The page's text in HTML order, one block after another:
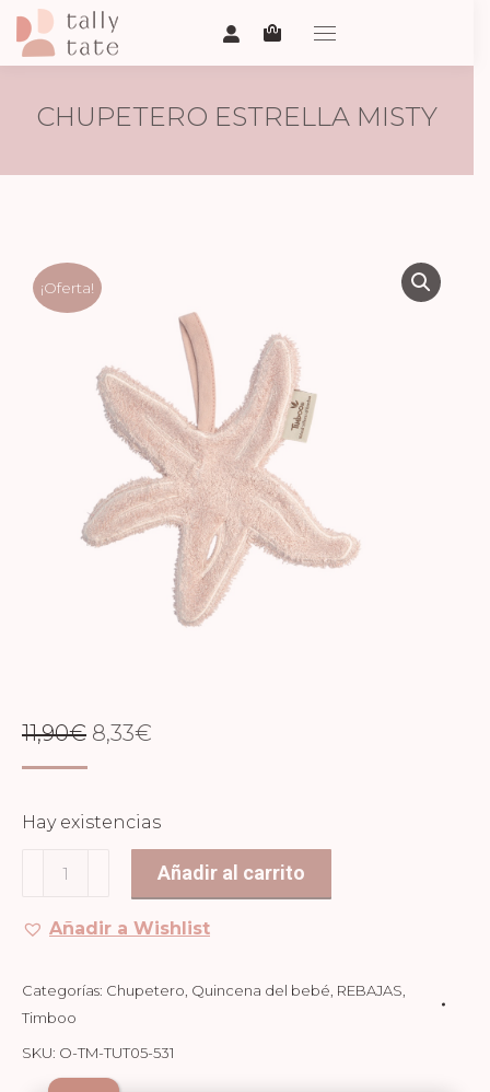
CHUPETERO ESTRELLA MISTY
¡Oferta!
11,90€ EL
ORIGINAL
ERA:
11,90€.
8,33€
ES:
8,33€.
Hay existencias
Chupetero
Misty
cantidad
Añadir al carrito
Añadir a Wishlist
Categorías: Chupetero Quincena del bebé REBAJAS
Timboo
SKU: O-TM-TUT05-531